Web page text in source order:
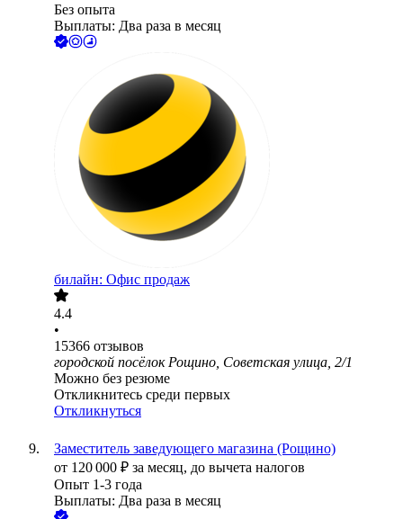
Без опыта
Выплаты: Два раза в месяц
билайн: Офис продаж
4.4
•
15366 отзывов
городской посёлок Рощино, Советская улица, 2/1
Можно без резюме
Откликнитесь среди первых
Откликнуться
Заместитель заведующего магазина (Рощино)
от 120 000 ₽ за месяц, до вычета налогов
Опыт 1-3 года
Выплаты: Два раза в месяц